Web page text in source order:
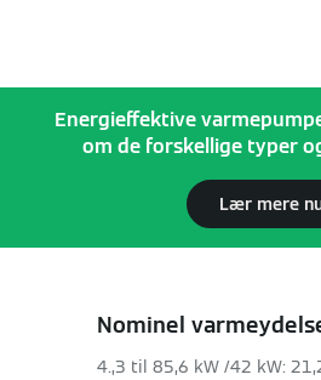
Energieffektive
om de forskellige typer
Lær mere
Nominel
4.,3 til 85,6 kW /42 kW: